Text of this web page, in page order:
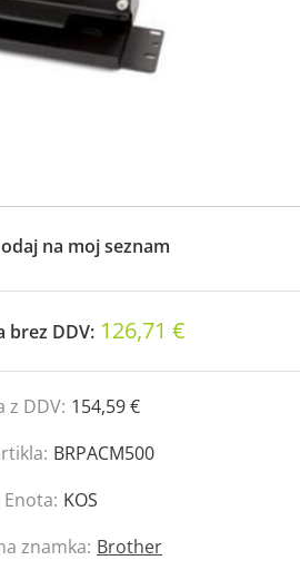
na moj seznam
brez DDV: 126,71 €
z DDV: 154,59 €
BRPACM500
Enota: KOS
znamka: Brother